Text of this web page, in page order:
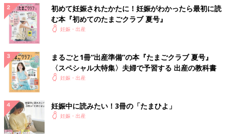
初めて妊娠されたかたに！妊娠がわかったら最初に読
む本『初めてのたまごクラブ 夏号』
妊娠・出産
まるごと1冊“出産準備”の本『たまごクラブ 夏号』
〈スペシャル大特集〉夫婦で予習する 出産の教科書
妊娠・出産
妊娠中に読みたい！3冊の「たまひよ」
妊娠・出産